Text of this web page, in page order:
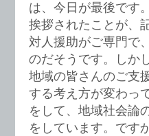
は、今日が最後です
挨拶されたことが、
対人援助がご専門で
のだそうです。しか
地域の皆さんのご支
する考え方が変わっ
をして、地域社会論
をしています。です